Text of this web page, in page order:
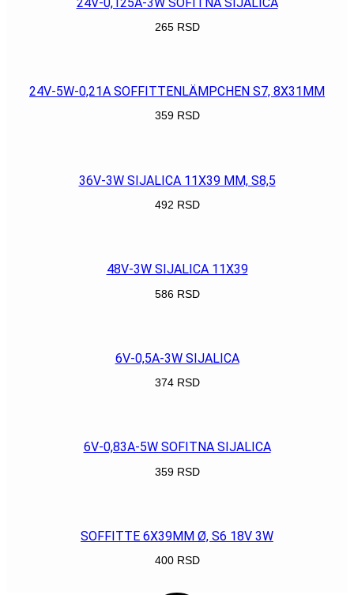
265 RSD
24V-5W-0,21A SOFFITTENLÄMPCHEN S7, 8X31MM
359 RSD
36V-3W SIJALICA 11X39 MM, S8,5
492 RSD
48V-3W SIJALICA 11X39
586 RSD
6V-0,5A-3W SIJALICA
374 RSD
6V-0,83A-5W SOFITNA SIJALICA
359 RSD
SOFFITTE 6X39MM Ø, S6 18V 3W
400 RSD